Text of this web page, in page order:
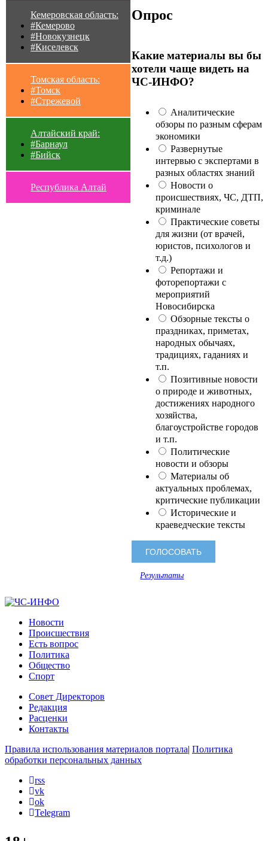
Кемеровская область:
#Кемерово
#Новокузнецк
#Киселевск
Томская область:
#Томск
#Стрежевой
Алтайский край:
#Барнаул
#Бийск
Республика Алтай
Опрос
Какие материалы вы бы
хотели чаще видеть на
ЧС-ИНФО?
Аналитические
обзоры по разным сферам
экономики
Развернутые
интервью с экспертами в
разных областях знаний
Новости о
происшествиях, ЧС, ДТП,
криминале
Практические советы
для жизни (от врачей,
юристов, психологов и
т.д.)
Репортажи и
фоторепортажи с
мероприятий
Новосибирска
Обзорные тексты о
праздниках, приметах,
народных обычаях,
традициях, гаданиях и
т.п.
Позитивные новости
о природе и животных,
достижениях народного
хозяйства,
благоустройстве городов
и т.п.
Политические
новости и обзоры
Материалы об
актуальных проблемах,
критические публикации
Исторические и
краеведческие тексты
Результаты
Новости
Происшествия
Есть вопрос
Политика
Общество
Спорт
Совет Директоров
Редакция
Расценки
Контакты
Правила использования материалов портала| Политика
обработки персональных данных
rss
vk
ok
Telegram